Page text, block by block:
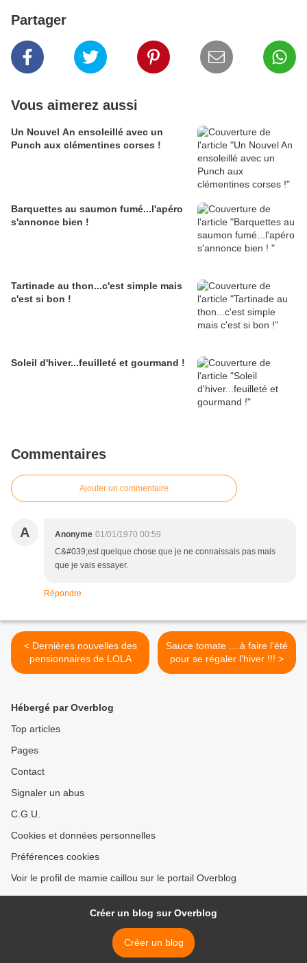
Partager
Vous aimerez aussi
Un Nouvel An ensoleillé avec un
Punch aux clémentines corses !
Barquettes au saumon fumé...l'apéro
s'annonce bien !
Tartinade au thon...c'est simple mais
c'est si bon !
Soleil d'hiver...feuilleté et gourmand !
Commentaires
Ajouter un commentaire
A Anonyme 01/01/1970 00:59
C&#039;est quelque chose que je ne connaissais pas mais
que je vais essayer.
Répondre
< Dernières nouvelles des
pensionnaires de LOLA
Sauce tomate ....à faire l'été
pour se régaler l'hiver !!! >
Hébergé par Overblog
Top articles
Pages
Contact
Signaler un abus
C.G.U.
Cookies et données personnelles
Préférences cookies
Voir le profil de mamie caillou sur le portail Overblog
Créer un blog sur Overblog
Créer un blog